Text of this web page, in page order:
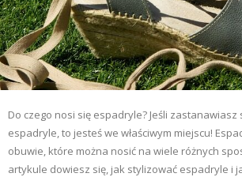
Do czego nosi się espadryle? Jeśli zastanawiasz
espadryle, to jesteś we właściwym miejscu!
obuwie, które można nosić na wiele różnych
artykule dowiesz się, jak stylizować espadryle i